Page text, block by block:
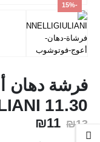
-15%
11.30 PENNELLIGIULIANI
₪13
السعر
₪11